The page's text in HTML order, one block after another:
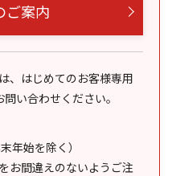
ご案内
、はじめてのお客様専用
問い合わせください。
年始を除く）
お間違えのないようご注